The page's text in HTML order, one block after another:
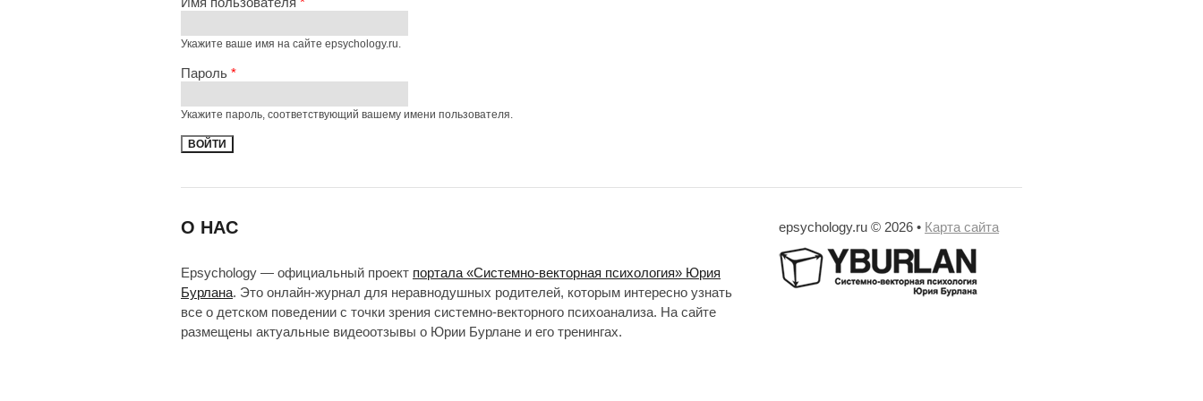
Укажите ваше имя на сайте epsychology.ru.
Пароль *
Укажите пароль, соответствующий вашему имени пользователя.
epsychology.ru © 2026 • Карта сайта
О НАС
Epsychology — официальный проект портала «Системно-векторная психология» Юрия
Бурлана. Это онлайн-журнал для неравнодушных родителей, которым интересно узнать
все о детском поведении с точки зрения системно-векторного психоанализа. На сайте
размещены актуальные видеоотзывы о Юрии Бурлане и его тренингах.